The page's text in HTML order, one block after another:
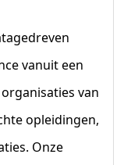
vanuit een
van
opleidingen,
Onze